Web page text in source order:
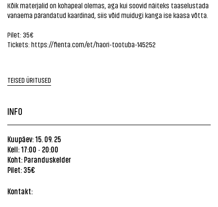
Kõik materjalid on kohapeal olemas, aga kui soovid näiteks taaselustada
vanaema pärandatud kaardinad, siis võid muidugi kanga ise kaasa võtta.
Pilet: 35€
Tickets: https://fienta.com/et/haori-tootuba-145252
TEISED ÜRITUSED
INFO
Kuupäev: 15. 09. 25
Kell: 17:00 - 20:00
Koht: Paranduskelder
Pilet: 35€
Kontakt: